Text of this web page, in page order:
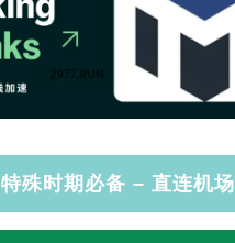
特殊时期必备 – 直连机场